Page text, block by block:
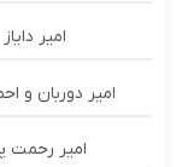
امیر دایاز
امیر دوربان و
امیر رحمت